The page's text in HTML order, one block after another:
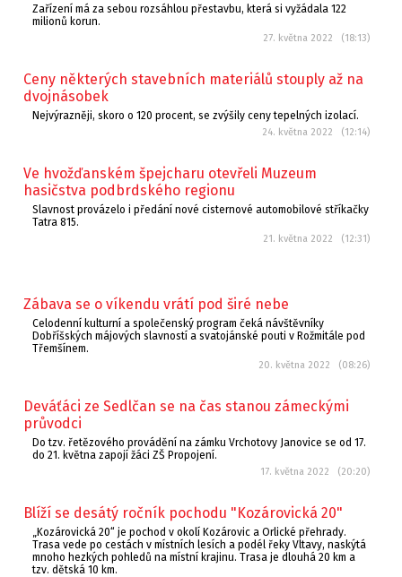
Zařízení má za sebou rozsáhlou přestavbu, která si vyžádala 122
milionů korun.
27. května 2022 (18:13)
Ceny některých stavebních materiálů stouply až na
dvojnásobek
Nejvýrazněji, skoro o 120 procent, se zvýšily ceny tepelných izolací.
24. května 2022 (12:14)
Ve hvožďanském špejcharu otevřeli Muzeum
hasičstva podbrdského regionu
Slavnost provázelo i předání nové cisternové automobilové stříkačky
Tatra 815.
21. května 2022 (12:31)
Zábava se o víkendu vrátí pod širé nebe
Celodenní kulturní a společenský program čeká návštěvníky
Dobříšských májových slavností a svatojánské pouti v Rožmitále pod
Třemšínem.
20. května 2022 (08:26)
Deváťáci ze Sedlčan se na čas stanou zámeckými
průvodci
Do tzv. řetězového provádění na zámku Vrchotovy Janovice se od 17.
do 21. května zapojí žáci ZŠ Propojení.
17. května 2022 (20:20)
Blíží se desátý ročník pochodu "Kozárovická 20"
„Kozárovická 20“ je pochod v okolí Kozárovic a Orlické přehrady.
Trasa vede po cestách v místních lesích a podél řeky Vltavy, naskýtá
mnoho hezkých pohledů na místní krajinu. Trasa je dlouhá 20 km a
tzv. dětská 10 km.